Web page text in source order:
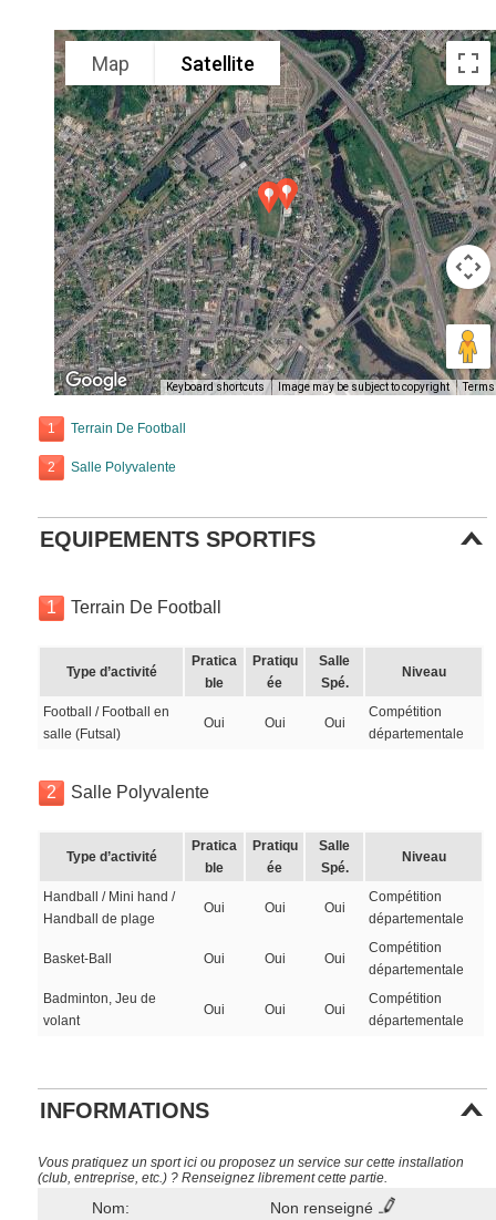
Map Satellite
Keyboard shortcuts Image may be subject to copyright Terms
1 Terrain De Football
2 Salle Polyvalente
EQUIPEMENTS SPORTIFS
1 Terrain De Football
Type d’activité
Pratica
ble
Pratiqu
ée
Salle
Spé.
Niveau
Football / Football en
salle (Futsal)
Oui Oui Oui
Compétition
départementale
2 Salle Polyvalente
Type d’activité
Pratica
ble
Pratiqu
ée
Salle
Spé.
Niveau
Handball / Mini hand /
Handball de plage
Oui Oui Oui
Compétition
départementale
Basket-Ball Oui Oui Oui
Compétition
départementale
Badminton, Jeu de
volant
Oui Oui Oui
Compétition
départementale
INFORMATIONS
Vous pratiquez un sport ici ou proposez un service sur cette installation
(club, entreprise, etc.) ? Renseignez librement cette partie.
Nom: Non renseigné